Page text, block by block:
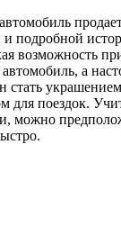
подробной
возможность
а
стать
для поездок.
можно